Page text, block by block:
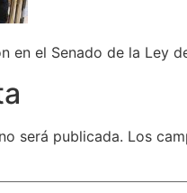
en el Senado de la Ley
será publicada. Los